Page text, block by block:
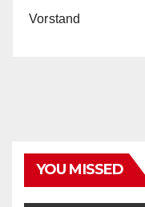
Vorstand
YOU MISSED